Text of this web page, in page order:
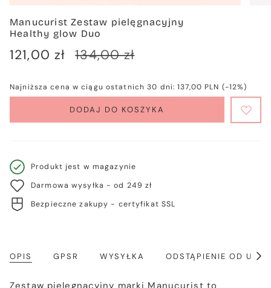
Manucurist Zestaw pielęgnacyjny
Healthy glow Duo
Cena
121,00 zł
Cena
134,00 zł
Najniższa cena w ciągu ostatnich 30 dni:137,00 PLN (-12%)
DODAJ DO KOSZYKA
Produkt jest w magazynie
Darmowa wysyłka - od 249 zł
Bezpieczne zakupy - certyfikat SSL
OPIS GPSR WYSYŁKA ODSTĄPIENIE OD
Zestaw pielęgnacyjny marki Manucurist to